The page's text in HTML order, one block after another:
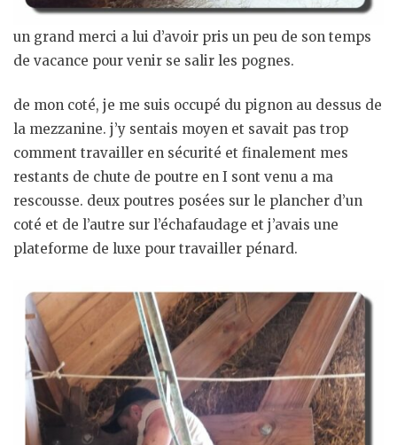
un grand merci a lui d’avoir pris un peu de son temps
de vacance pour venir se salir les pognes.
de mon coté, je me suis occupé du pignon au dessus de
la mezzanine. j’y sentais moyen et savait pas trop
comment travailler en sécurité et finalement mes
restants de chute de poutre en I sont venu a ma
rescousse. deux poutres posées sur le plancher d’un
coté et de l’autre sur l’échafaudage et j’avais une
plateforme de luxe pour travailler pénard.